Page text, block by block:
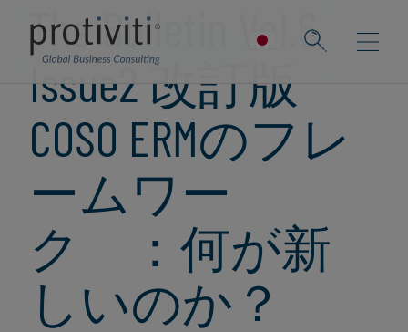
The Bulletin Vol.6
Issue2 改訂版
COSO ERMのフレ
ームワー
ク ：何が新
しいのか？